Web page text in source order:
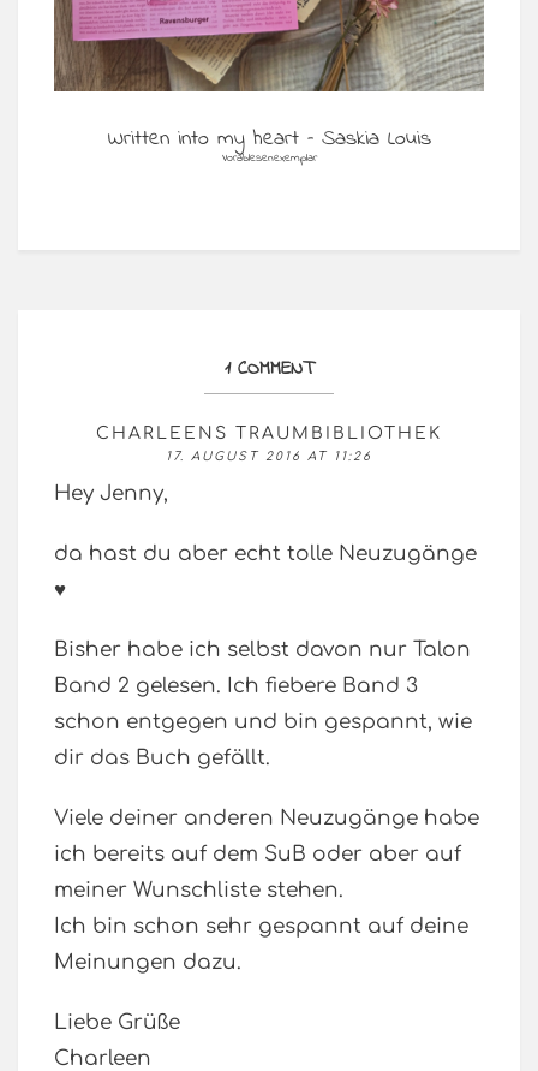
Written into my heart – Saskia Louis
Vorablesenexemplar
1 COMMENT
CHARLEENS TRAUMBIBLIOTHEK
17. AUGUST 2016 AT 11:26
Hey Jenny,
da hast du aber echt tolle Neuzugänge
♥
Bisher habe ich selbst davon nur Talon
Band 2 gelesen. Ich fiebere Band 3
schon entgegen und bin gespannt, wie
dir das Buch gefällt.
Viele deiner anderen Neuzugänge habe
ich bereits auf dem SuB oder aber auf
meiner Wunschliste stehen.
Ich bin schon sehr gespannt auf deine
Meinungen dazu.
Liebe Grüße
Charleen